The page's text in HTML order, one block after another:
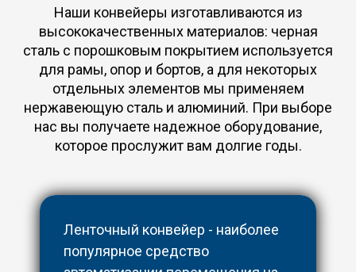
Наши конвейеры изготавливаются из
высококачественных материалов: черная
сталь с порошковым покрытием используется
для рамы, опор и бортов, а для некоторых
отдельных элементов мы применяем
нержавеющую сталь и алюминий. При выборе
нас вы получаете надежное оборудование,
которое прослужит вам долгие годы.
Ленточный конвейер - наиболее
популярное средство